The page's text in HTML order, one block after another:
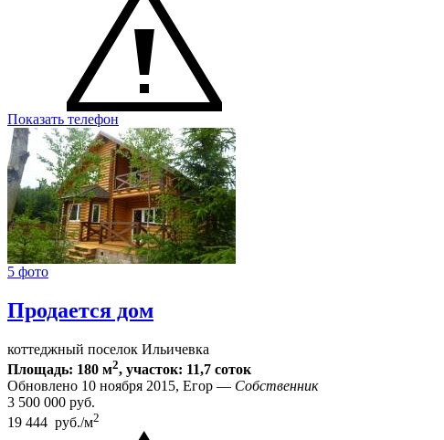
Показать телефон
5 фото
Продается дом
коттеджный поселок Ильичевка
Площадь: 180 м2, участок: 11,7 соток
Обновлено 10 ноября 2015, Егор — Собственник
3 500 000 руб.
19 444 руб./м2